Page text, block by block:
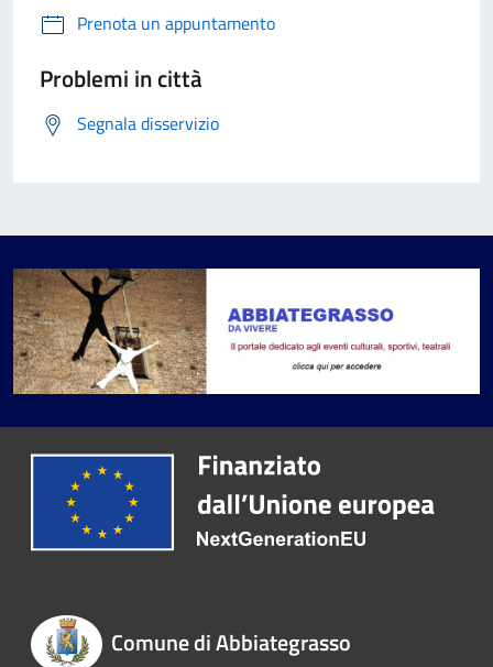
Prenota un appuntamento
Problemi in città
Segnala disservizio
Comune di Abbiategrasso